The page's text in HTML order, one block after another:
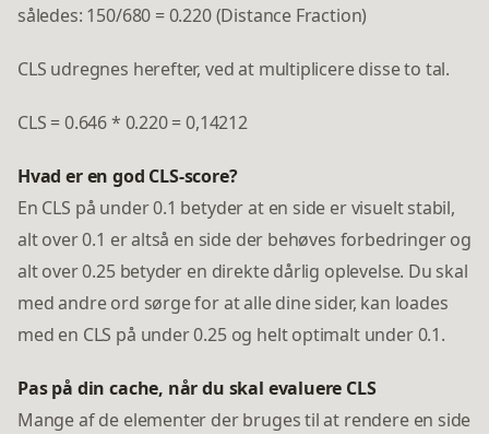
således: 150/680 = 0.220 (Distance Fraction)
CLS udregnes herefter, ved at multiplicere disse to tal.
CLS = 0.646 * 0.220 = 0,14212
Hvad er en god CLS-score?
En CLS på under 0.1 betyder at en side er visuelt stabil,
alt over 0.1 er altså en side der behøves forbedringer og
alt over 0.25 betyder en direkte dårlig oplevelse. Du skal
med andre ord sørge for at alle dine sider, kan loades
med en CLS på under 0.25 og helt optimalt under 0.1.
Pas på din cache, når du skal evaluere CLS
Mange af de elementer der bruges til at rendere en side